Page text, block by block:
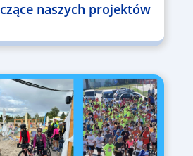
naszych projektów